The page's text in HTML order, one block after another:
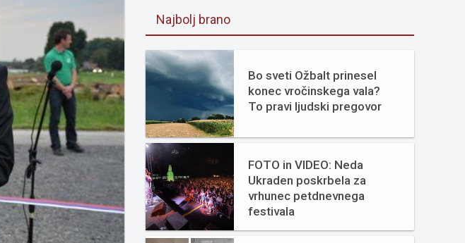
Najbolj brano
Bo sveti Ožbalt prinesel
konec vročinskega vala?
To pravi ljudski pregovor
FOTO in VIDEO: Neda
Ukraden poskrbela za
vrhunec petdnevnega
festivala